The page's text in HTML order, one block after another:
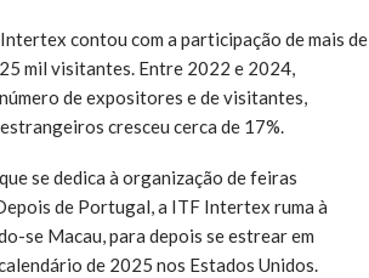
contou com a participação de mais de
mil visitantes. Entre 2022 e 2024,
de expositores e de visitantes,
cresceu cerca de 17%.
se dedica à organização de feiras
de Portugal, a ITF Intertex ruma à
se Macau, para depois se estrear em
de 2025 nos Estados Unidos.